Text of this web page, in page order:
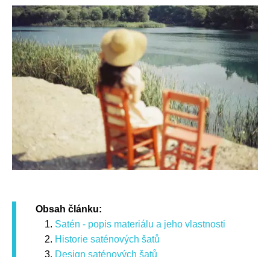
Obsah článku:
Satén - popis materiálu a jeho vlastnosti
Historie saténových šatů
Design saténových šatů